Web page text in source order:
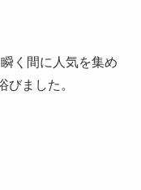
く間に人気を集め
ました。